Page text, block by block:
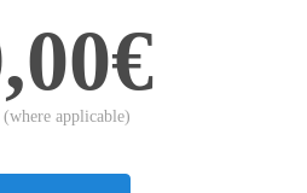
applicable)